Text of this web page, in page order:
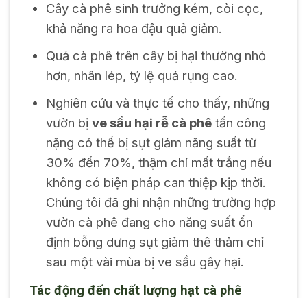
Cây cà phê sinh trưởng kém, còi cọc,
khả năng ra hoa đậu quả giảm.
Quả cà phê trên cây bị hại thường nhỏ
hơn, nhân lép, tỷ lệ quả rụng cao.
Nghiên cứu và thực tế cho thấy, những
vườn bị ve sầu hại rễ cà phêtấn công
nặng có thể bị sụt giảm năng suất từ
30% đến 70%, thậm chí mất trắng nếu
không có biện pháp can thiệp kịp thời.
Chúng tôi đã ghi nhận những trường hợp
vườn cà phê đang cho năng suất ổn
định bỗng dưng sụt giảm thê thảm chỉ
sau một vài mùa bị ve sầu gây hại.
Tác động đến chất lượng hạt cà phê